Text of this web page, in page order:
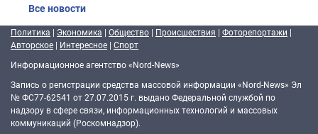
Все новости
Политика | Экономика | Общество | Происшествия | Фоторепортажи |
Авторское | Интересное | Спорт
Информационное агентство «Nord-News»
Запись о регистрации средства массовой информации «Nord-News» Эл
№ ФС77-62541 от 27.07.2015 г. выдано Федеральной службой по
надзору в сфере связи, информационных технологий и массовых
коммуникаций (Роскомнадзор).